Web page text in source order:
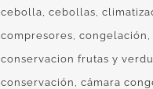
cebolla cebollas
compresores congelación
conservacion frutas y
conservación
cámara